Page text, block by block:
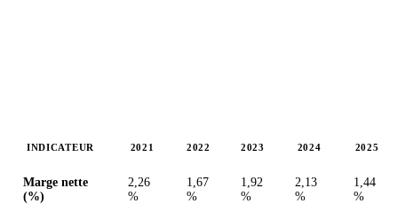
INDICATEUR 2021 2022 2023 2024 2025
Marge nette
(%)
2,26
%
1,67
%
1,92
%
2,13
%
1,44
%